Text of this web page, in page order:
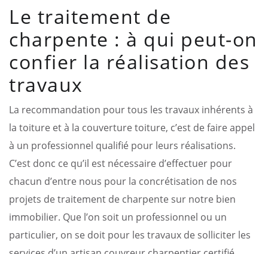
Le traitement de
charpente : à qui peut-on
confier la réalisation des
travaux
La recommandation pour tous les travaux inhérents à
la toiture et à la couverture toiture, c’est de faire appel
à un professionnel qualifié pour leurs réalisations.
C’est donc ce qu’il est nécessaire d’effectuer pour
chacun d’entre nous pour la concrétisation de nos
projets de traitement de charpente sur notre bien
immobilier. Que l’on soit un professionnel ou un
particulier, on se doit pour les travaux de solliciter les